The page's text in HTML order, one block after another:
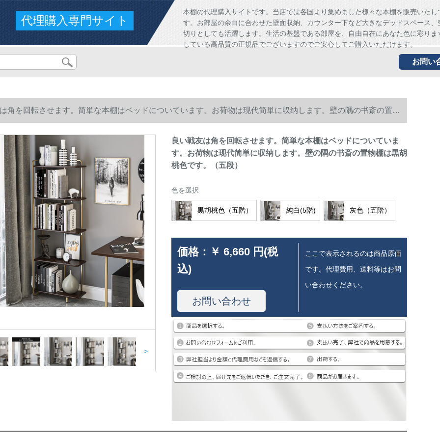
代理購入専門サイト
本棚の代理購入サイトです。当店では各国より集めました様々な本棚を販売いたし
す。お部屋の余白に合わせた壁面収納、カウンター下など大きなデッドスペース、
切りとしても活躍します。生活の基盤である部屋を、自由自在にあなた色に彩りま
している高品質の正規品でございますのでご安心してご購入いただけます。
お問い
角を回転させます。简単な本棚はベッドについています。お荷物は现代简単に収纳します。壁の隅の书斎の置物
です。（五段）
>
良い戦友は角を回転させます。简単な本棚はベッドについていま
す。お荷物は现代简単に収纳します。壁の隅の书斎の置物棚は黒胡
桃色です。（五段）
色を選択
黒胡桃色（五階） 純白(5階) 灰色（五階）
価格： ￥ 6,660 円(税
込)
お問い合わせ
ここで表示されるのは商品原価
です。代理費用、送料等はお問
い合わせください。